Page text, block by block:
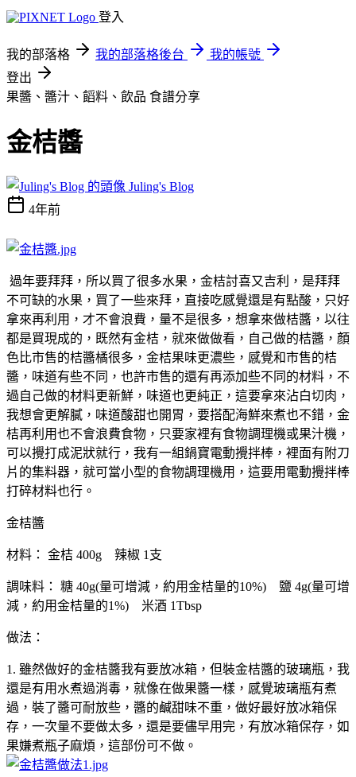
登入
我的部落格 我的部落格後台
我的帳號
登出
果醬、醬汁、饀料、飲品 食譜分享
金桔醬
Juling's Blog
4年前
過年要拜拜，所以買了很多水果，金桔討喜又吉利，是拜拜
不可缺的水果，買了一些來拜，直接吃感覺還是有點酸，只好
拿來再利用，才不會浪費，量不是很多，想拿來做桔醬，以往
都是買現成的，既然有金桔，就來做做看，自己做的桔醬，顏
色比市售的桔醬橘很多，金桔果味更濃些，感覺和市售的桔
醬，味道有些不同，也許市售的還有再添加些不同的材料，不
過自己做的材料更新鮮，味道也更純正，這要拿來沾白切肉，
我想會更解膩，味道酸甜也開胃，要搭配海鮮來煮也不錯，金
桔再利用也不會浪費食物，只要家裡有食物調理機或果汁機，
可以攪打成泥狀就行，我有一組鍋寶電動攪拌棒，裡面有附刀
片的集料器，就可當小型的食物調理機用，這要用電動攪拌棒
打碎材料也行。
金桔醬
材料： 金桔 400g 辣椒 1支
調味料： 糖 40g(量可增減，約用金桔量的10%) 鹽 4g(量可增
減，約用金桔量的1%) 米酒 1Tbsp
做法：
1. 雖然做好的金桔醬我有要放冰箱，但裝金桔醬的玻璃瓶，我
還是有用水煮過消毒，就像在做果醬一樣，感覺玻璃瓶有煮
過，裝了醬可耐放些，醬的鹹甜味不重，做好最好放冰箱保
存，一次量不要做太多，還是要儘早用完，有放冰箱保存，如
果嫌煮瓶子麻煩，這部份可不做。